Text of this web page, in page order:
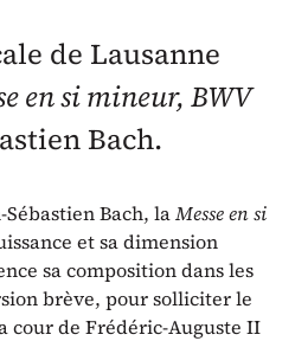
de Lausanne
en si mineur, BWV
Bach.
Bach, laMesse en si
et sa dimension
sa composition dans les
brève, pour solliciter le
cour de Frédéric-Auguste II